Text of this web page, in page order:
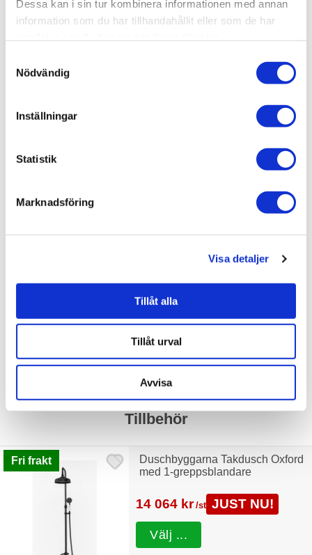
Dessa kan i sin tur kombinera informationen med annan
information som du har tillhandahållit eller som de har
Nödvändig
Inställningar
Statistik
Marknadsföring
Visa detaljer
Tillåt alla
Tillåt urval
Avvisa
Relaterade kategorier
Bad & kök / Badrum /
Bad & kök
Duschbyggarna Duschdörr
6.408 kr /st
JUST NU!
Tillbehör
Fri frakt
Duschbyggarna Takdusch Oxford
med 1-greppsblandare
14 064 kr /st JUST NU!
Välj ...